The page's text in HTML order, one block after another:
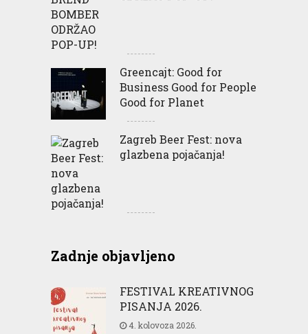
Greencajt: Good for
Business Good for People
Good for Planet
Zagreb Beer Fest: nova
glazbena pojačanja!
Zadnje objavljeno
FESTIVAL KREATIVNOG
PISANJA 2026.
4. kolovoza 2026.